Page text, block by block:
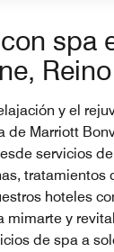
spa
y el
de Marriott
servicios
tratamientos
hoteles
mimarte y
de spa a